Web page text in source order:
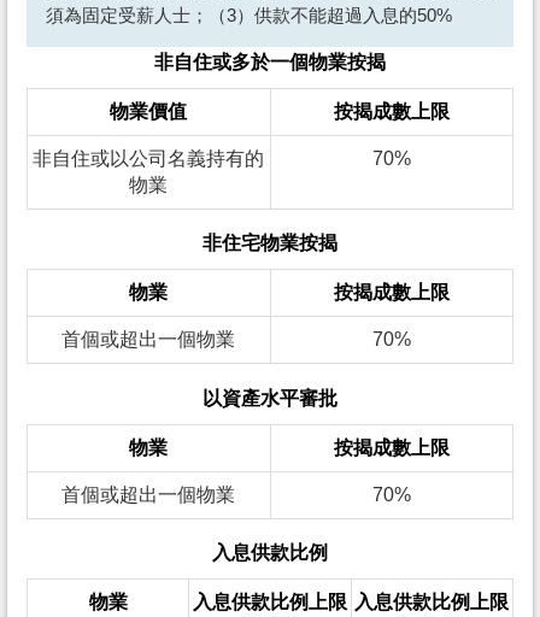
須為固定受薪人士；（3）供款不能超過入息的50%
非自住或多於一個物業按揭
物業價值 按揭成數上限
非自住或以公司名義持有的
物業
70%
非住宅物業按揭
物業 按揭成數上限
首個或超出一個物業 70%
以資產水平審批
物業 按揭成數上限
首個或超出一個物業 70%
入息供款比例
物業
入息供款比例上限 入息供款比例上限